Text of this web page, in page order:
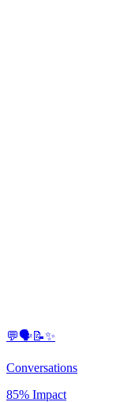
💬🗣️📝✨
Conversations
85% Impact